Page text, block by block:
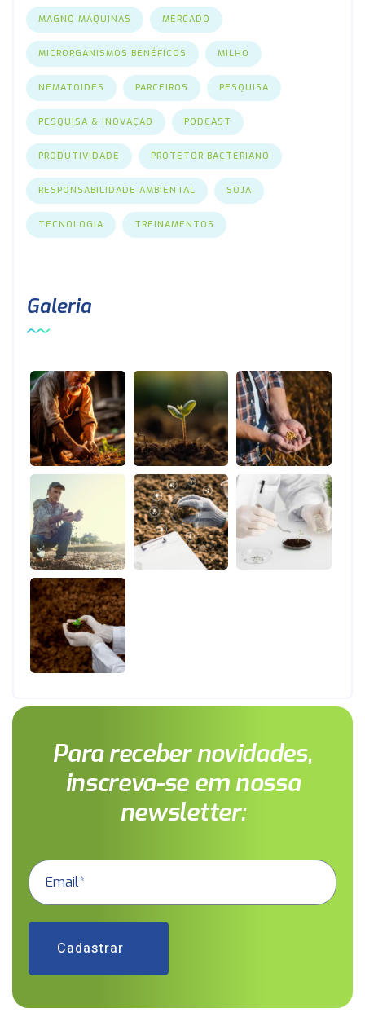
MAGNO MÁQUINAS MERCADO
MICRORGANISMOS BENÉFICOS MILHO
NEMATOIDES PARCEIROS PESQUISA
PESQUISA & INOVAÇÃO PODCAST
PRODUTIVIDADE PROTETOR BACTERIANO
RESPONSABILIDADE AMBIENTAL SOJA
TECNOLOGIA TREINAMENTOS
Galeria
Para receber novidades,
inscreva-se em nossa
newsletter:
Cadastrar